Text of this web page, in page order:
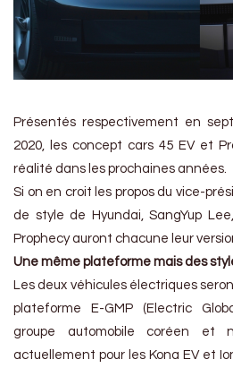
Présentés respectivement en
2020, les concept cars 45 EV et
réalité dans les prochaines années.
Si on en croit les propos du vice-
de style de Hyundai, SangYup
Prophecy auront chacune leur
Une même plateforme mais des
Les deux véhicules électriques
plateforme E-GMP (Electric
groupe automobile coréen et
actuellement pour les Kona EV et